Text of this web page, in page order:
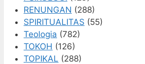
RENUNGAN (288)
SPIRITUALITAS (55)
Teologia (782)
TOKOH (126)
TOPIKAL (288)